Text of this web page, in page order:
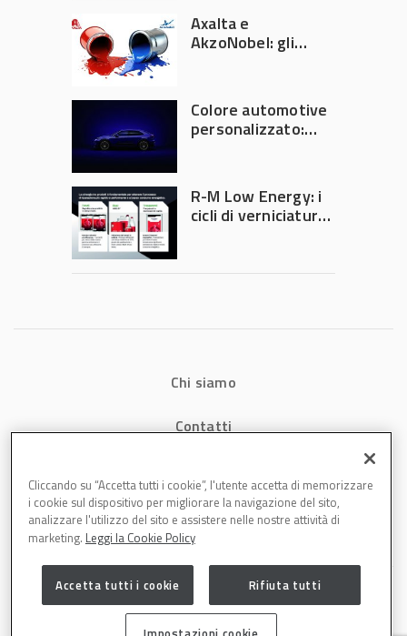
Automechanika
Frankfurt 2026
Axalta e
AkzoNobel: gli
Colore automotive
personalizzato:
diventa ingegneria
di precisione
R-M Low Energy: i
cicli di verniciatura
tempi e costi in
Chi siamo
Contatti
Cookies
Cliccando su “Accetta tutti i cookie”, l'utente accetta di memorizzare
i cookie sul dispositivo per migliorare la navigazione del sito,
analizzare l'utilizzo del sito e assistere nelle nostre attività di
marketing. Leggi la Cookie Policy
Accetta tutti i cookie Rifiuta tutti